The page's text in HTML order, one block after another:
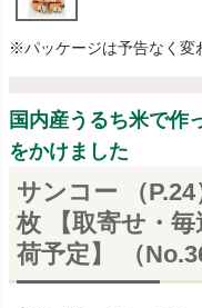
※パッケージは予告なく変
国内産うるち米で作
をかけました
サンコー （
枚 【取寄せ・
荷予定】 （